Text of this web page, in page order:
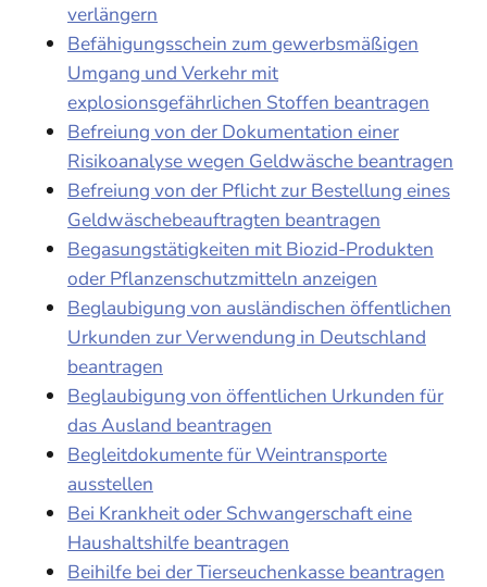
verlängern
Befähigungsschein zum gewerbsmäßigen
Umgang und Verkehr mit
explosionsgefährlichen Stoffen beantragen
Befreiung von der Dokumentation einer
Risikoanalyse wegen Geldwäsche beantragen
Befreiung von der Pflicht zur Bestellung eines
Geldwäschebeauftragten beantragen
Begasungstätigkeiten mit Biozid-Produkten
oder Pflanzenschutzmitteln anzeigen
Beglaubigung von ausländischen öffentlichen
Urkunden zur Verwendung in Deutschland
beantragen
Beglaubigung von öffentlichen Urkunden für
das Ausland beantragen
Begleitdokumente für Weintransporte
ausstellen
Bei Krankheit oder Schwangerschaft eine
Haushaltshilfe beantragen
Beihilfe bei der Tierseuchenkasse beantragen